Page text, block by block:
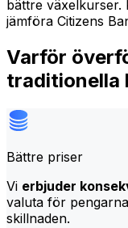
bättre växelkurser.
jämföra Citizens
Varför
traditionella
Bättre priser
Vi erbjuder
valuta för
skillnaden.